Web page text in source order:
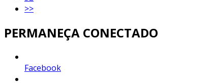
>>
PERMANEÇA CONECTADO
Facebook